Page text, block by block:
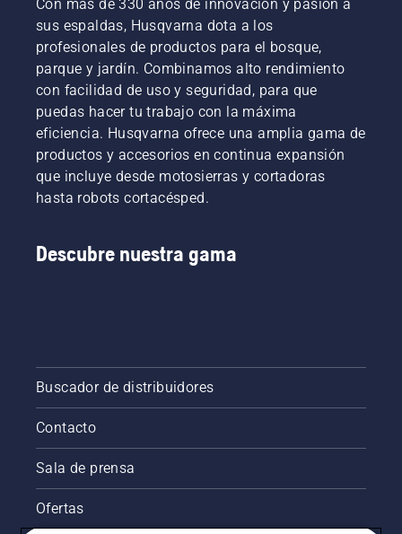
Con más de 330 años de innovación y pasión a
sus espaldas, Husqvarna dota a los
profesionales de productos para el bosque,
parque y jardín. Combinamos alto rendimiento
con facilidad de uso y seguridad, para que
puedas hacer tu trabajo con la máxima
eficiencia. Husqvarna ofrece una amplia gama de
productos y accesorios en continua expansión
que incluye desde motosierras y cortadoras
hasta robots cortacésped.
Descubre nuestra gama
Buscador de distribuidores
Contacto
Sala de prensa
Ofertas